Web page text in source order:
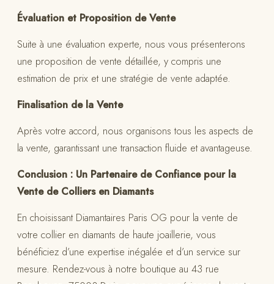
Évaluation et Proposition de Vente
Suite à une évaluation experte, nous vous présenterons
une proposition de vente détaillée, y compris une
estimation de prix et une stratégie de vente adaptée.
Finalisation de la Vente
Après votre accord, nous organisons tous les aspects de
la vente, garantissant une transaction fluide et avantageuse.
Conclusion : Un Partenaire de Confiance pour la
Vente de Colliers en Diamants
En choisissant Diamantaires Paris OG pour la vente de
votre collier en diamants de haute joaillerie, vous
bénéficiez d’une expertise inégalée et d’un service sur
mesure. Rendez-vous à notre boutique au 43 rue